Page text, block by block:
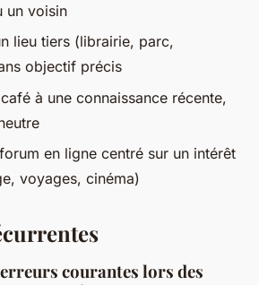
un voisin
lieu tiers (librairie, parc,
objectif précis
à une connaissance récente,
en ligne centré sur un intérêt
voyages, cinéma)
courantes lors des